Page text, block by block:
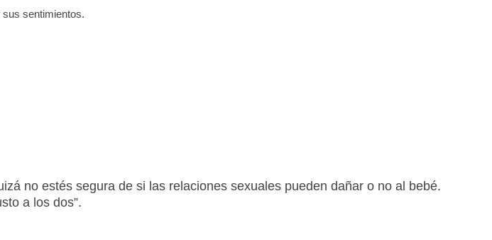
sentimientos.
no estés segura de si las relaciones sexuales pueden dañar o no al bebé.
a los dos”.